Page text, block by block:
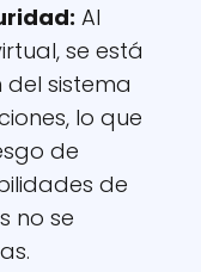
Al
se está
sistema
lo que
de
de
no se